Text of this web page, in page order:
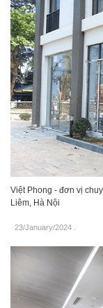
Việt Phong - đơn vị
Liêm, Hà Nội
23/January/2024